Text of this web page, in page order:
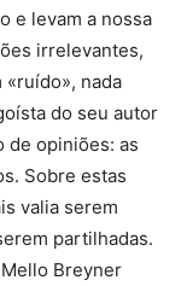
e levam a nossa
irrelevantes,
«ruído», nada
do seu autor
de opiniões: as
Sobre estas
valia serem
partilhadas.
Breyner